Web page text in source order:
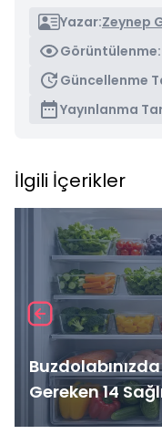
Yazar:Zeynep
Görüntülenme:
Güncellenme
Yayınlanma
İlgili İçerikler
Gereken 14